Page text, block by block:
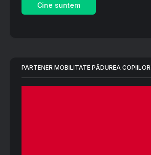
Cine suntem
PARTENER MOBILITATE PĂDUREA COPIILOR